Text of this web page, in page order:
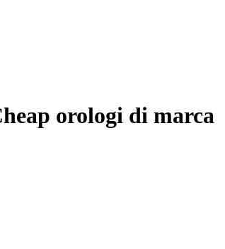
orologi di marca